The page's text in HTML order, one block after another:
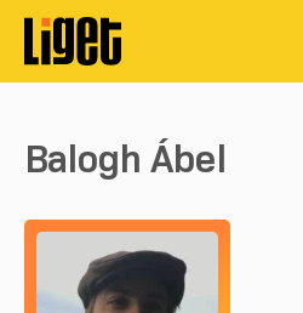
Balogh Ábel